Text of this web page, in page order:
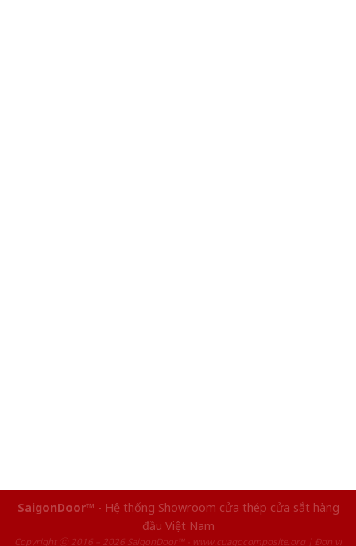
SaigonDoor™ - Hệ thống Showroom cửa thép cửa sắt hàng
đầu Việt Nam
Copyright ⓒ 2016 – 2026 SaigonDoor™ - www.cuagocomposite.org | Đơn vị